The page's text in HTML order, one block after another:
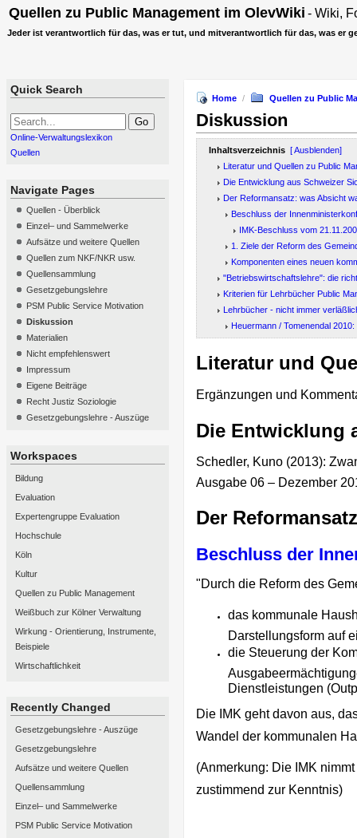
Quellen zu Public Management im OlevWiki - Wiki,
Jeder ist verantwortlich für das, was er tut, und mitverantwortlich für das, was er
Quick Search
Online-Verwaltungslexikon
Quellen
Navigate Pages
Quellen - Überblick
Einzel– und Sammelwerke
Aufsätze und weitere Quellen
Quellen zum NKF/NKR usw.
Quellensammlung
Gesetzgebungslehre
PSM Public Service Motivation
Diskussion
Materialien
Nicht empfehlenswert
Impressum
Eigene Beiträge
Recht Justiz Soziologie
Gesetzgebungslehre - Auszüge
Workspaces
Bildung
Evaluation
Expertengruppe Evaluation
Hochschule
Köln
Kultur
Quellen zu Public Management
Weißbuch zur Kölner Verwaltung
Wirkung - Orientierung, Instrumente,
Beispiele
Wirtschaftlichkeit
Recently Changed
Gesetzgebungslehre - Auszüge
Gesetzgebungslehre
Aufsätze und weitere Quellen
Quellensammlung
Einzel– und Sammelwerke
PSM Public Service Motivation
Home / Quellen zu Public
Diskussion
Inhaltsverzeichnis [ Ausblenden]
Literatur und Quellen zu Public
Die Entwicklung aus Schweizer
Der Reformansatz: was Absicht
Beschluss der
IMK-Beschluss vom
1. Ziele der Reform des
Komponenten eines neuen
"Betriebswirtschaftslehre": die
Kriterien für Lehrbücher Public
Lehrbücher - nicht immer
Heuermann / Tomenendal
Literatur und
Ergänzungen und
Die Entwicklung
Schedler, Kuno (2013):
Ausgabe 06 – Dezember
Der
Beschluss der
"Durch die Reform des
das kommunale
Darstellungsform auf
die Steuerung der
Dienstleistungen
Die IMK geht davon aus,
Wandel der kommunalen
(Anmerkung: Die IMK
zustimmend zur Kenntnis)